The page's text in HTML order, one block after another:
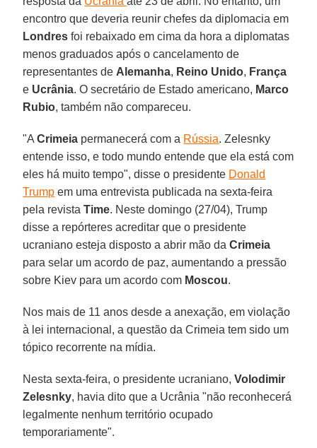
encontro que deveria reunir chefes da diplomacia em
Londres foi rebaixado em cima da hora a diplomatas
menos graduados após o cancelamento de
representantes de Alemanha, Reino Unido, França
e Ucrânia. O secretário de Estado americano, Marco
Rubio, também não compareceu.
"ACrimeia permanecerá com a Rússia. Zelesnky
entende isso, e todo mundo entende que ela está com
eles há muito tempo", disse o presidente Donald
Trump em uma entrevista publicada na sexta-feira
pela revistaTime. Neste domingo (27/04), Trump
disse a repórteres acreditar que o presidente
ucraniano esteja disposto a abrir mão daCrimeia
para selar um acordo de paz, aumentando a pressão
sobre Kiev para um acordo com Moscou.
Nos mais de 11 anos desde a anexação, em violação
à lei internacional, a questão da Crimeia tem sido um
tópico recorrente na mídia.
Nesta sexta-feira, o presidente ucraniano,Volodimir
Zelesnky, havia dito que a Ucrânia "não reconhecerá
legalmente nenhum território ocupado
temporariamente".